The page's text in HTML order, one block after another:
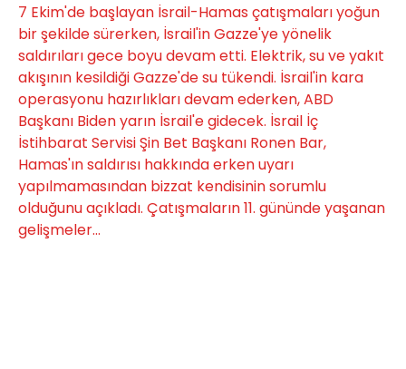
7 Ekim'de başlayan İsrail-Hamas çatışmaları yoğun
bir şekilde sürerken, İsrail'in Gazze'ye yönelik
saldırıları gece boyu devam etti. Elektrik, su ve yakıt
akışının kesildiği Gazze'de su tükendi. İsrail'in kara
operasyonu hazırlıkları devam ederken, ABD
Başkanı Biden yarın İsrail'e gidecek. İsrail İç
İstihbarat Servisi Şin Bet Başkanı Ronen Bar,
Hamas'ın saldırısı hakkında erken uyarı
yapılmamasından bizzat kendisinin sorumlu
olduğunu açıkladı. Çatışmaların 11. gününde yaşanan
gelişmeler...